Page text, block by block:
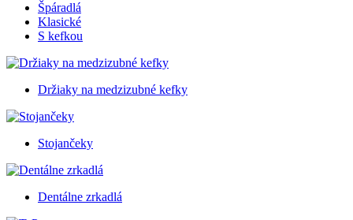
Špáradlá
Klasické
S kefkou
Držiaky na medzizubné kefky
Stojančeky
Dentálne zrkadlá